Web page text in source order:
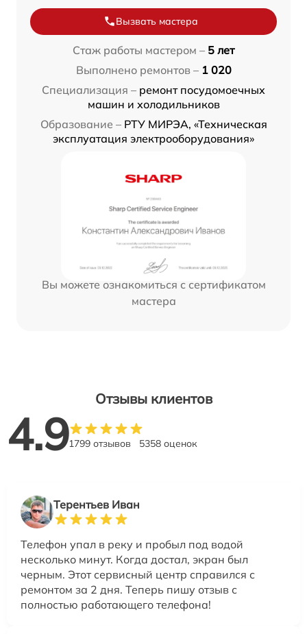
Вызвать мастера
Стаж работы мастером – 5 лет
Выполнено ремонтов – 1 020
Специализация – ремонт посудомоечных
машин и холодильников
Образование – РТУ МИРЭА, «Техническая
эксплуатация электрооборудования»
Вы можете ознакомиться с сертификатом
мастера
Отзывы клиентов
4.91799 отзывов 5358 оценок
Терентьев Иван
Телефон упал в реку и пробыл под водой
несколько минут. Когда достал, экран был
черным. Этот сервисный центр справился с
ремонтом за 2 дня. Теперь пишу отзыв с
полностью работающего телефона!